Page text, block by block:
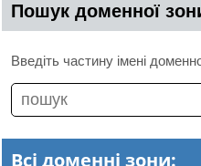
Пошук доменної
Введіть частину імені
Всі доменні зони: